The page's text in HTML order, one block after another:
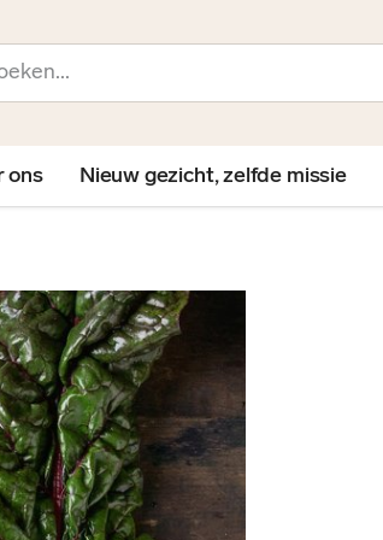
ons Nieuw gezicht, zelfde missie